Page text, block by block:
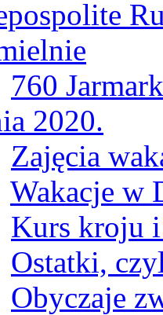
760
2020.
Zajęcia
Wakacje w
Kurs kroju i
Ostatki,
Obyczaje